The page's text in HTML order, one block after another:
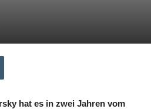
hat es in zwei Jahren vom